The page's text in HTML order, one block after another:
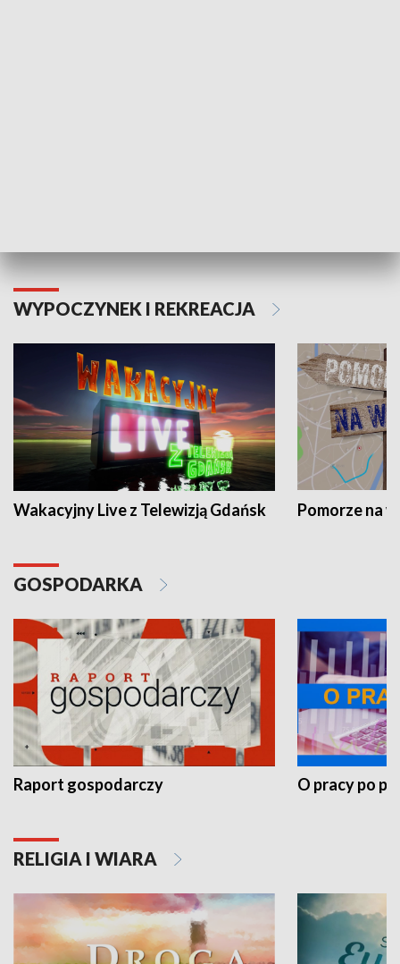
WYPOCZYNEK I REKREACJA
Wakacyjny Live z Telewizją Gdańsk Pomorze na
GOSPODARKA
Raport gospodarczy O pracy po
RELIGIA I WIARA